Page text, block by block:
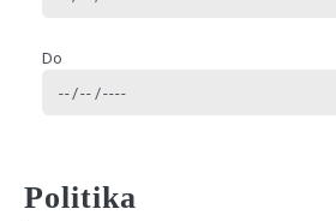
Do
Politika